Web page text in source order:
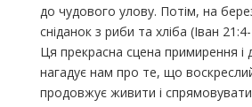
до чудового улову. Потім, на
сніданок з риби та хліба (Іван
Ця прекрасна сцена примирення і
нагадує нам про те, що
продовжує живити і